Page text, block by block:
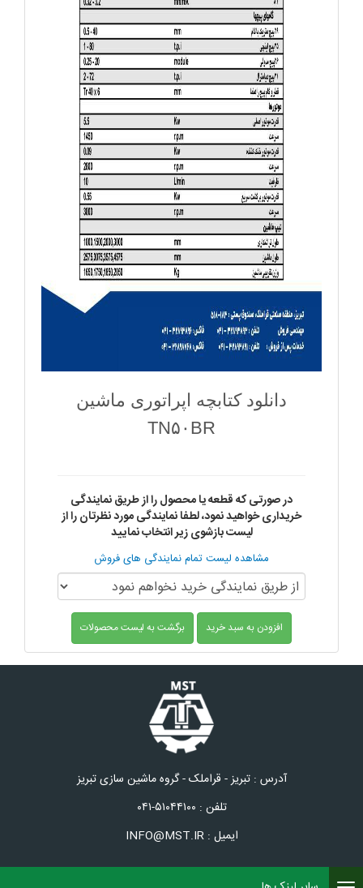
دانلود کتابچه اپراتوری ماشین
TN۵۰BR
در صورتی که قطعه یا محصول را از طریق نمایندگی
خریداری خواهید نمود، لطفا نمایندگی مورد نظرتان را از
لیست بازشوی زیر انتخاب نمایید
مشاهده لیست تمام نمایندگی های فروش
افزودن به سبد خرید برگشت به لیست محصولات
آدرس : تبریز - قراملک - گروه ماشین سازی تبریز
تلفن : ۵۱۰۴۴۱۰۰-۰۴۱
ایمیل : INFO@MST.IR